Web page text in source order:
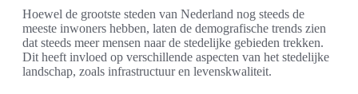
Hoewel de grootste steden van Nederland nog steeds de
meeste inwoners hebben, laten de demografische trends zien
dat steeds meer mensen naar de stedelijke gebieden trekken.
Dit heeft invloed op verschillende aspecten van het stedelijke
landschap, zoals infrastructuur en levenskwaliteit.